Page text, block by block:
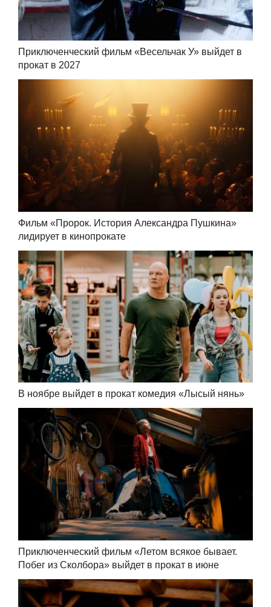
Приключенческий фильм «Весельчак У» выйдет в
прокат в 2027
Фильм «Пророк. История Александра Пушкина»
лидирует в кинопрокате
В ноябре выйдет в прокат комедия «Лысый нянь»
Приключенческий фильм «Летом всякое бывает.
Побег из Сколбора» выйдет в прокат в июне